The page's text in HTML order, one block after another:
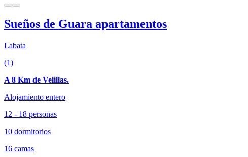
Sueños de Guara apartamentos
Labata
(1)
A 8 Km de Velillas.
Alojamiento entero
12 - 18 personas
10 dormitorios
16 camas